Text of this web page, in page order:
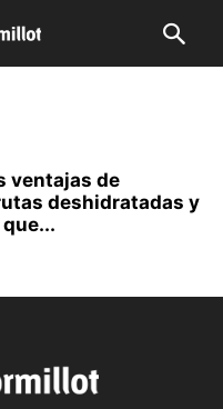
ventajas de
deshidratadas y